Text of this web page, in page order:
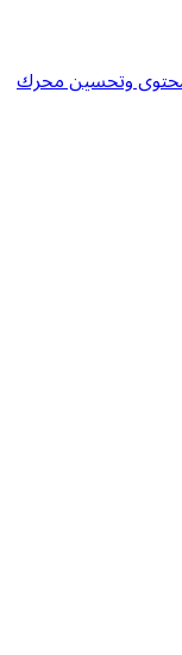
وتحسين محرك